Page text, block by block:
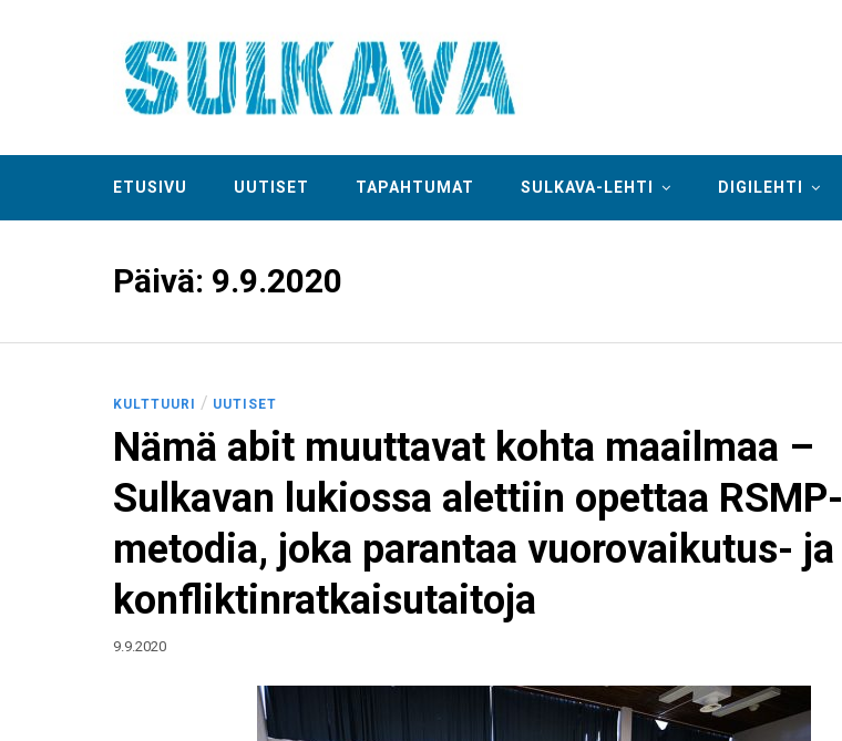
ETUSIVU UUTISET TAPAHTUMAT SULKAVA-LEHTI DIGILEHTI
Päivä: 9.9.2020
KULTTUURI / UUTISET
Nämä abit muuttavat kohta maailmaa –
Sulkavan lukiossa alettiin opettaa RSMP-
metodia, joka parantaa vuorovaikutus- ja
konfliktinratkaisutaitoja
9.9.2020